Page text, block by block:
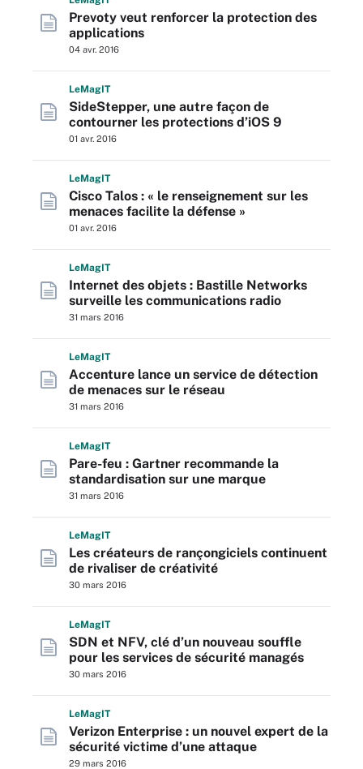
Prevoty veut renforcer la protection des
applications
04 avr. 2016
LeMagIT
SideStepper, une autre façon de
contourner les protections d’iOS 9
01 avr. 2016
LeMagIT
Cisco Talos : « le renseignement sur les
menaces facilite la défense »
01 avr. 2016
LeMagIT
Internet des objets : Bastille Networks
surveille les communications radio
31 mars 2016
LeMagIT
Accenture lance un service de détection
de menaces sur le réseau
31 mars 2016
LeMagIT
Pare-feu : Gartner recommande la
standardisation sur une marque
31 mars 2016
LeMagIT
Les créateurs de rançongiciels continuent
de rivaliser de créativité
30 mars 2016
LeMagIT
SDN et NFV, clé d’un nouveau souffle
pour les services de sécurité managés
30 mars 2016
LeMagIT
Verizon Enterprise : un nouvel expert de la
sécurité victime d’une attaque
29 mars 2016